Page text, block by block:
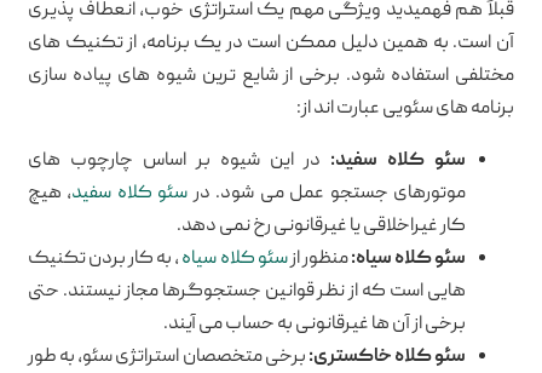
قبلاً هم فهمیدید ویژگی مهم یک استراتژی خوب، انعطاف پذیری
آن است. به همین دلیل ممکن است در یک برنامه، از تکنیک های
مختلفی استفاده شود. برخی از شایع ترین شیوه های پیاده سازی
برنامه های سئویی عبارت اند از:
سئو کلاه سفید: در این شیوه بر اساس چارچوب های
موتورهای جستجو عمل می شود. درسئو کلاه سفید، هیچ
کار غیراخلاقی یا غیرقانونی رخ نمی دهد.
سئو کلاه سیاه:منظور ازسئو کلاه سیاه، به کار بردن تکنیک
هایی است که از نظر قوانین جستجوگرها مجاز نیستند. حتی
برخی از آن ها غیرقانونی به حساب می آیند.
سئو کلاه خاکستری:برخی متخصصان استراتژی سئو، به طور